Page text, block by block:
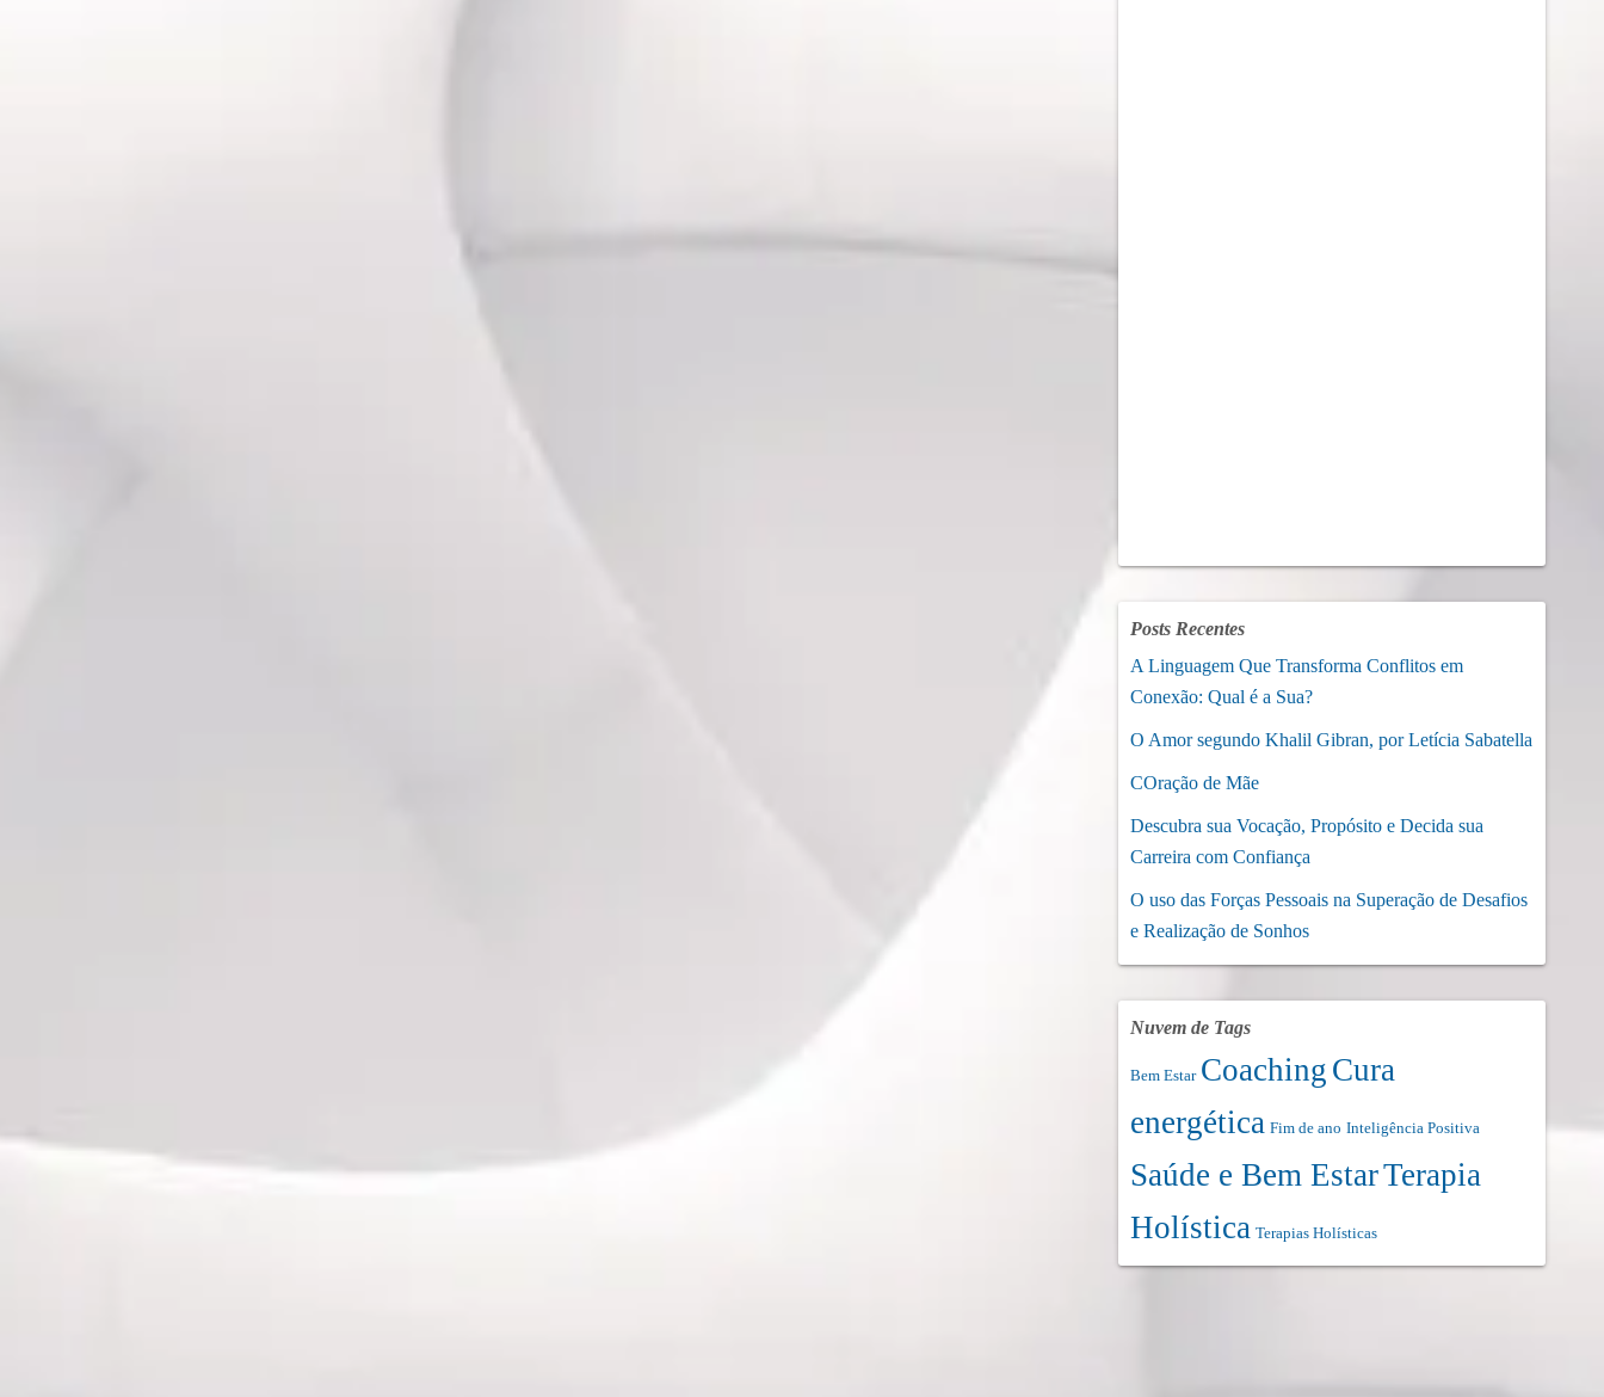
Posts Recentes
A Linguagem Que Transforma Conflitos em
Conexão: Qual é a Sua?
O Amor segundo Khalil Gibran, por Letícia Sabatella
COração de Mãe
Descubra sua Vocação, Propósito e Decida sua
Carreira com Confiança
O uso das Forças Pessoais na Superação de Desafios
e Realização de Sonhos
Nuvem de Tags
Bem Estar Coaching Cura
energética Fim de ano Inteligência Positiva
Saúde e Bem EstarTerapia
Holística Terapias Holísticas